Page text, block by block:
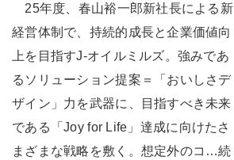
25年度、春山裕一郎新社長による新
経営体制で、持続的成長と企業価値向
上を目指すJ-オイルミルズ。強みであ
るソリューション提案＝「おいしさデ
ザイン」力を武器に、目指すべき未来
である「Joy for Life」達成に向けたさ
まざまな戦略を敷く。想定外のコ…続